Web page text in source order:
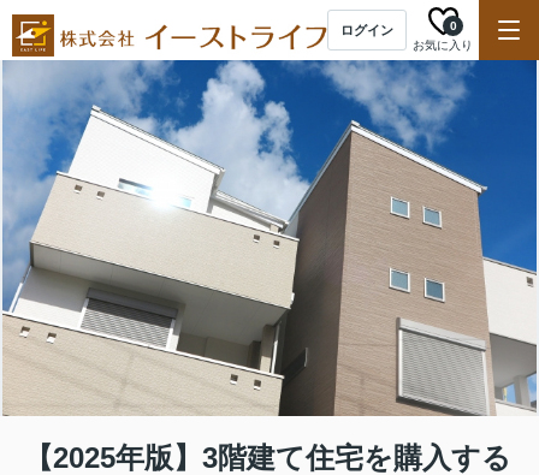
ログイン
お気に入り
0
【2025年版】3階建て住宅を購入する